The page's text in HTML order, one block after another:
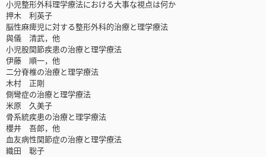
小児整形外科理学療法における大事な視点は何か
押木 利英子
脳性麻痺児に対する整形外科的治療と理学療法
與儀 清武，他
小児股関節疾患の治療と理学療法
伊藤 順一，他
二分脊椎の治療と理学療法
木村 正剛
側彎症の治療と理学療法
米原 久美子
骨系統疾患の治療と理学療法
櫻井 吾郎，他
血友病性関節症の治療と理学療法
織田 聡子